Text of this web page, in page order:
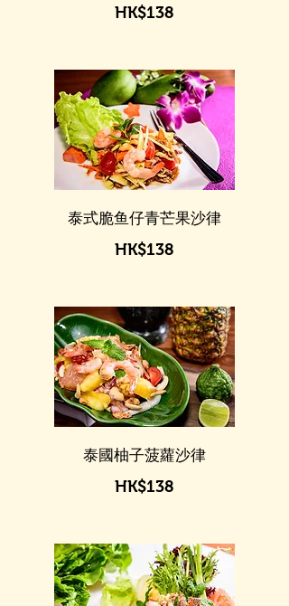
HK$138
泰式脆鱼仔青芒果沙律
HK$138
泰國柚子菠蘿沙律
HK$138